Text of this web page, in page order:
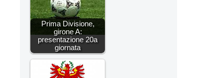
Prima Divisione,
girone A:
presentazione 20a
giornata